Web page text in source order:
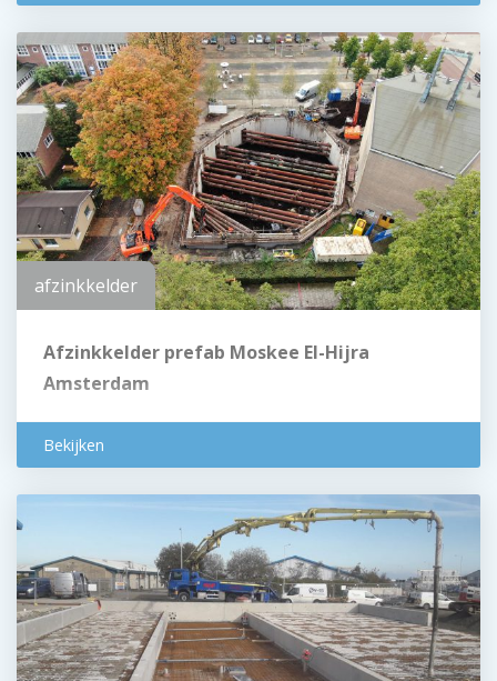
afzinkkelder
Afzinkkelder prefab Moskee El-Hijra
Amsterdam
Bekijken